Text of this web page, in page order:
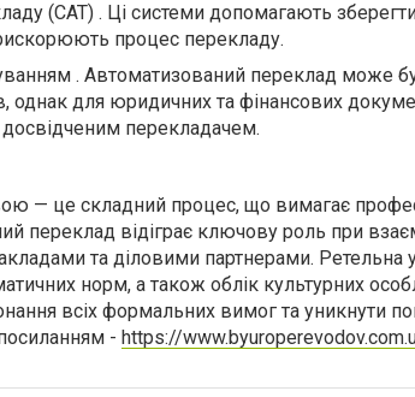
(CAT) . Ці системи допомагають
процес перекладу.
. Автоматизований переклад може
однак для юридичних та фінансових
перекладачем.
— це складний процес, що вимагає
переклад відіграє ключову роль при
та діловими партнерами. Ретельна
норм, а також облік культурних
всіх формальних вимог та уникнути
- https://